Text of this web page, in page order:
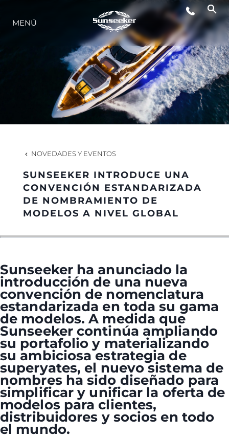
ESTILO DE VIDA
INNOVACIÓN
¿QUIÉNES SOMOS?
EL EQUIPO
HISTORIA
MENÚ
NOVEDADES Y EVENTOS
SUNSEEKER INTRODUCE UNA
CONVENCIÓN ESTANDARIZADA
DE NOMBRAMIENTO DE
MODELOS A NIVEL GLOBAL
Sunseeker ha anunciado la
introducción de una nueva
convención de nomenclatura
estandarizada en toda su gama
de modelos. A medida que
Sunseeker continúa ampliando
su portafolio y materializando
su ambiciosa estrategia de
superyates, el nuevo sistema de
nombres ha sido diseñado para
simplificar y unificar la oferta de
modelos para clientes,
distribuidores y socios en todo
el mundo.